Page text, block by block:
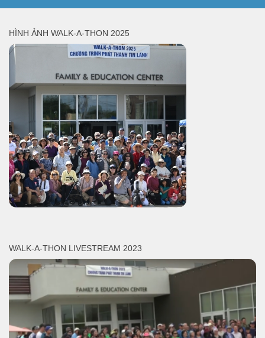
HÌNH ẢNH WALK-A-THON 2025
WALK-A-THON LIVESTREAM 2023